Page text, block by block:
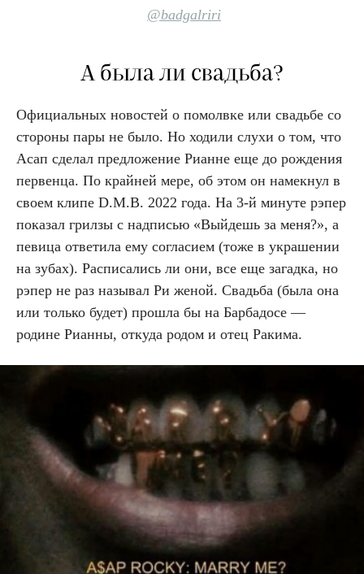
@badgalriri
А была ли свадьба?
Официальных новостей о помолвке или свадьбе со
стороны пары не было. Но ходили слухи о том, что
Асап сделал предложение Рианне еще до рождения
первенца. По крайней мере, об этом он намекнул в
своем клипе D.M.B. 2022 года. На 3-й минуте рэпер
показал грилзы с надписью «Выйдешь за меня?», а
певица ответила ему согласием (тоже в украшении
на зубах). Расписались ли они, все еще загадка, но
рэпер не раз называл Ри женой. Свадьба (была она
или только будет) прошла бы на Барбадосе —
родине Рианны, откуда родом и отец Ракима.